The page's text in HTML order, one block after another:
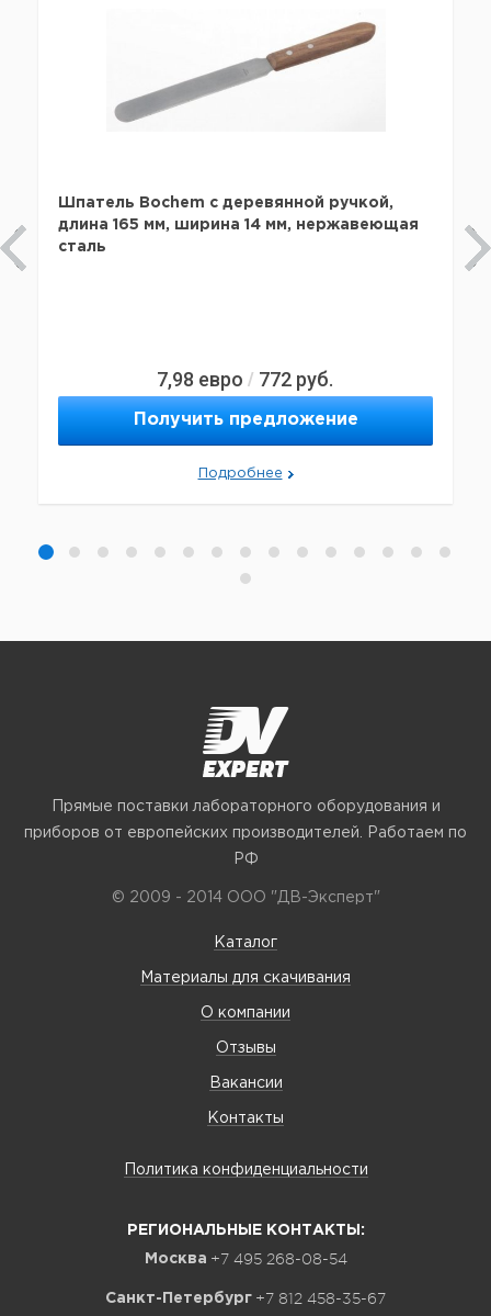
Шпатель Bochem с деревянной ручкой,
длина 165 мм, ширина 14 мм, нержавеющая
сталь
7,98 евро / 772 руб.
Получить предложение
Подробнее
Прямые поставки лабораторного оборудования и
приборов от европейских производителей. Работаем по
РФ
© 2009 - 2014 ООО "ДВ-Эксперт"
Каталог
Материалы для скачивания
О компании
Отзывы
Вакансии
Контакты
Политика конфиденциальности
РЕГИОНАЛЬНЫЕ КОНТАКТЫ:
Москва +7 495 268-08-54
Санкт-Петербург +7 812 458-35-67